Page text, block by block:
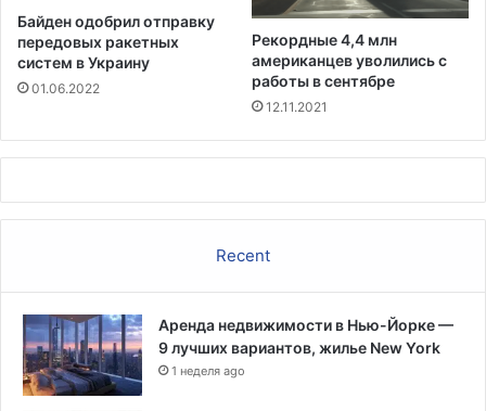
Байден одобрил отправку
передовых ракетных
систем в Украину
01.06.2022
Рекордные 4,4 млн
американцев уволились с
работы в сентябре
12.11.2021
Recent
Аренда недвижимости в Нью-Йорке —
9 лучших вариантов, жилье New York
1 неделя ago